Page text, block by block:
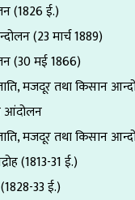
(1826 ई.)
(23 मार्च 1889)
(30 मई 1866)
मजदूर तथा किसान
आंदोलन
मजदूर तथा किसान
(1813-31 ई.)
33 ई.)